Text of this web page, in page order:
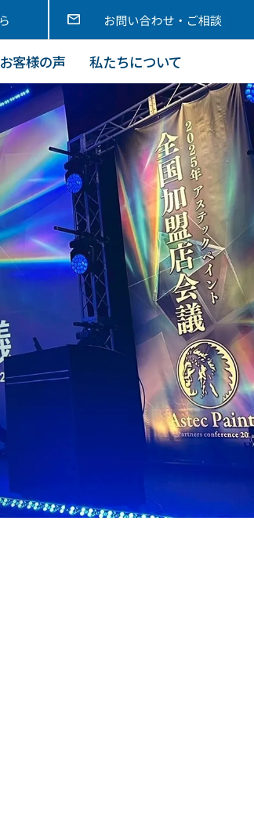
お客様の声 私たちについて